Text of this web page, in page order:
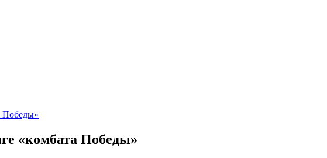
Победы»
«комбата Победы»